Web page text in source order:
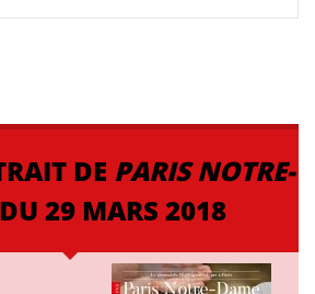
DE PARIS NOTRE-
29 MARS 2018